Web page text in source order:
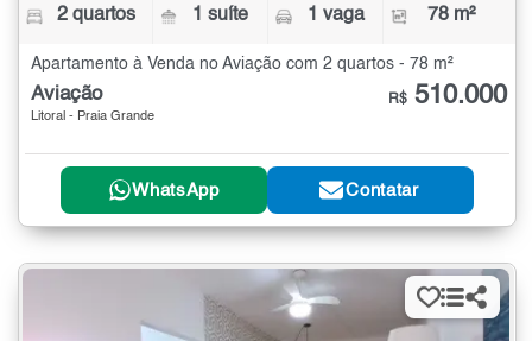
2 quartos 1 suíte 1 vaga 78 m²
Apartamento à Venda no Aviação com 2 quartos - 78 m²
Aviação
Litoral - Praia Grande
R$ 510.000
WhatsApp Contatar